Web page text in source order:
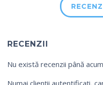
RECENZII
Nu există recenzii până